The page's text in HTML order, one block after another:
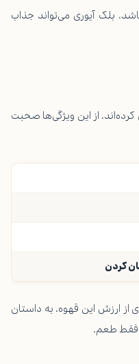
بلک آیوری می‌تواند جذاب
کرده‌اند، از این ویژگی‌ها صحبت
کردن
ارزش این قهوه، به داستان
فقط طعم.